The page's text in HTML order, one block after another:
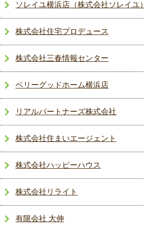
ソレイユ横浜店（株式会社ソレイユ）
株式会社住宅プロデュース
株式会社三春情報センター
ベリーグッドホーム横浜店
リアルパートナーズ株式会社
株式会社住まいエージェント
株式会社ハッピーハウス
株式会社リライト
有限会社 大伸